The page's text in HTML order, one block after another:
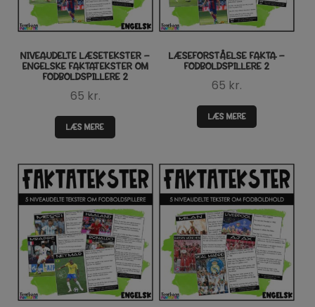
NIVEAUDELTE LÆSETEKSTER –
ENGELSKE FAKTATEKSTER OM
FODBOLDSPILLERE 2
65 kr.
LÆS MERE
LÆSEFORSTÅELSE FAKTA –
FODBOLDSPILLERE 2
65 kr.
LÆS MERE